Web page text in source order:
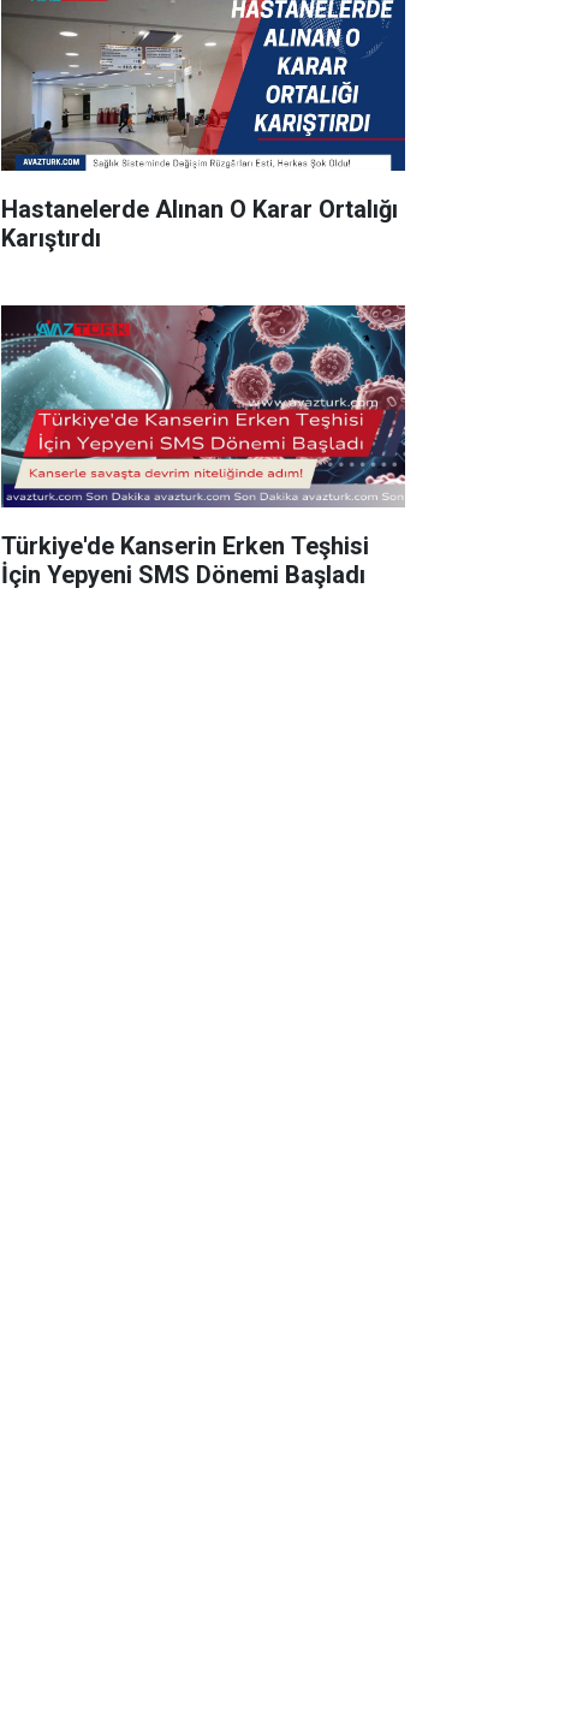
Hastanelerde Alınan O Karar Ortalığı
Karıştırdı
Türkiye'de Kanserin Erken Teşhisi
İçin Yepyeni SMS Dönemi Başladı